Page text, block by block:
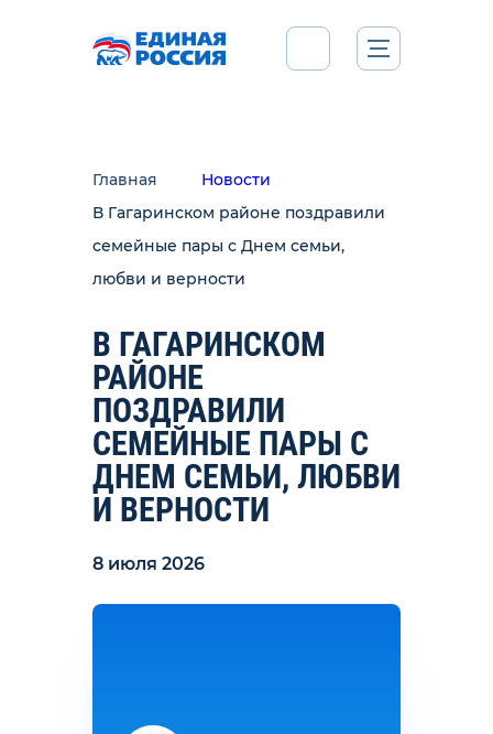
Главная
Новости
В Гагаринском районе поздравили
семейные пары с Днем семьи,
любви и верности
В ГАГАРИНСКОМ
РАЙОНЕ
ПОЗДРАВИЛИ
СЕМЕЙНЫЕ ПАРЫ С
ДНЕМ СЕМЬИ, ЛЮБВИ
И ВЕРНОСТИ
8 июля 2026